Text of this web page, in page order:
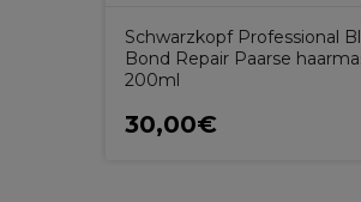
Schwarzkopf Professional
Bond Repair Paarse
200ml
30,00€